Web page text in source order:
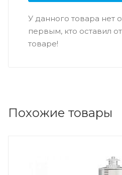
У данного товара нет
первым, кто оставил
товаре!
Похожие товары